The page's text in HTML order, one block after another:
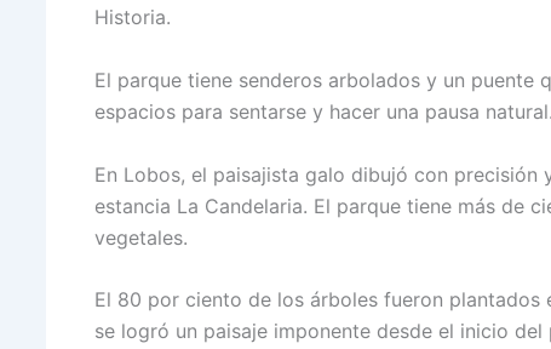
Historia.
El parque tiene senderos arbolados y un puente
espacios para sentarse y hacer una pausa natural.
En Lobos, el paisajista galo dibujó con precisión
estancia La Candelaria. El parque tiene más de
vegetales.
El 80 por ciento de los árboles fueron plantados
se logró un paisaje imponente desde el inicio